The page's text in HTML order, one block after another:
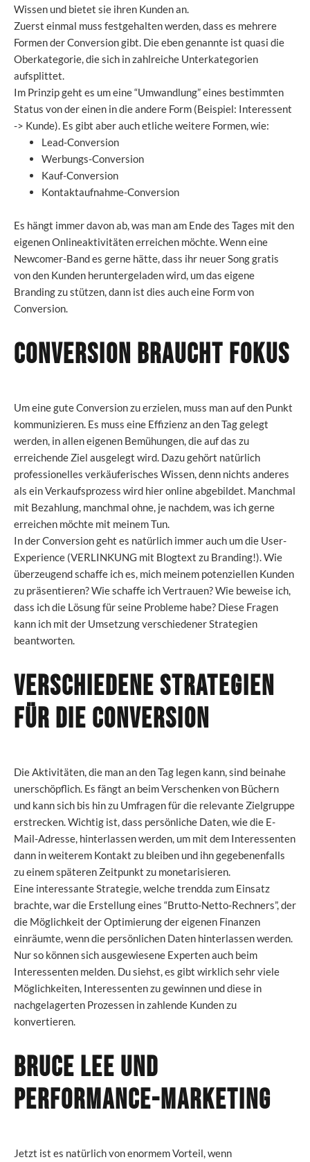
Wissen und bietet sie ihren Kunden an.
Zuerst einmal muss festgehalten werden, dass es mehrere
Formen der Conversion gibt. Die eben genannte ist quasi die
Oberkategorie, die sich in zahlreiche Unterkategorien
aufsplittet.
Im Prinzip geht es um eine “Umwandlung” eines bestimmten
Status von der einen in die andere Form (Beispiel: Interessent
-> Kunde). Es gibt aber auch etliche weitere Formen, wie:
Lead-Conversion
Werbungs-Conversion
Kauf-Conversion
Kontaktaufnahme-Conversion
Es hängt immer davon ab, was man am Ende des Tages mit den
eigenen Onlineaktivitäten erreichen möchte. Wenn eine
Newcomer-Band es gerne hätte, dass ihr neuer Song gratis
von den Kunden heruntergeladen wird, um das eigene
Branding zu stützen, dann ist dies auch eine Form von
Conversion.
Conversion braucht Fokus
Um eine gute Conversion zu erzielen, muss man auf den Punkt
kommunizieren. Es muss eine Effizienz an den Tag gelegt
werden, in allen eigenen Bemühungen, die auf das zu
erreichende Ziel ausgelegt wird. Dazu gehört natürlich
professionelles verkäuferisches Wissen, denn nichts anderes
als ein Verkaufsprozess wird hier online abgebildet. Manchmal
mit Bezahlung, manchmal ohne, je nachdem, was ich gerne
erreichen möchte mit meinem Tun.
In der Conversion geht es natürlich immer auch um die User-
Experience (VERLINKUNG mit Blogtext zu Branding!). Wie
überzeugend schaffe ich es, mich meinem potenziellen Kunden
zu präsentieren? Wie schaffe ich Vertrauen? Wie beweise ich,
dass ich die Lösung für seine Probleme habe? Diese Fragen
kann ich mit der Umsetzung verschiedener Strategien
beantworten.
Verschiedene Strategien
für die Conversion
Die Aktivitäten, die man an den Tag legen kann, sind beinahe
unerschöpflich. Es fängt an beim Verschenken von Büchern
und kann sich bis hin zu Umfragen für die relevante Zielgruppe
erstrecken. Wichtig ist, dass persönliche Daten, wie die E-
Mail-Adresse, hinterlassen werden, um mit dem Interessenten
dann in weiterem Kontakt zu bleiben und ihn gegebenenfalls
zu einem späteren Zeitpunkt zu monetarisieren.
Eine interessante Strategie, welche trendda zum Einsatz
brachte, war die Erstellung eines “Brutto-Netto-Rechners”, der
die Möglichkeit der Optimierung der eigenen Finanzen
einräumte, wenn die persönlichen Daten hinterlassen werden.
Nur so können sich ausgewiesene Experten auch beim
Interessenten melden. Du siehst, es gibt wirklich sehr viele
Möglichkeiten, Interessenten zu gewinnen und diese in
nachgelagerten Prozessen in zahlende Kunden zu
konvertieren.
Bruce Lee und
Performance-Marketing
Jetzt ist es natürlich von enormem Vorteil, wenn